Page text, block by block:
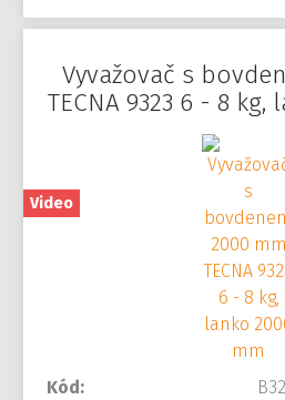
Vyvažovač s
TECNA 9323 6 - 8
Video
Kód: